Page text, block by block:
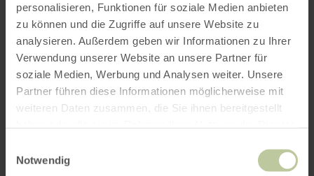
personalisieren, Funktionen für soziale Medien anbieten
zu können und die Zugriffe auf unsere Website zu
analysieren. Außerdem geben wir Informationen zu Ihrer
Verwendung unserer Website an unsere Partner für
soziale Medien, Werbung und Analysen weiter. Unsere
Partner führen diese Informationen möglicherweise mit
weiteren Daten zusammen, die Sie ihnen bereitgestellt
Notwendig
DJ Cliff
Wenn DJ Cliff auflegt, bleibt kein Glas voll und
keine Tanzfläche leer. Mit den größten
Mallorca-Hits, Partyklassikern und aktuellen
Stimmungssongs sorgt er für eine Nacht voller
Energie, Mitsingen und Feierlaune.
Puppentheater.